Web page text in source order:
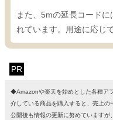
また、5mの延長コード
れています。用途に応じ
PR
◆Amazonや楽天を始めとした各種ア
介している商品を購入すると、売上
公開後も情報の更新に努めています